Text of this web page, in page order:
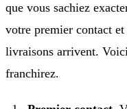
que vous sachiez
votre premier contact
livraisons arrivent.
franchirez.